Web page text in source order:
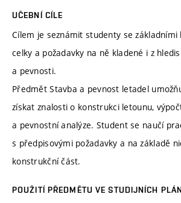
UČEBNÍ CÍLE
Cílem je seznámit studenty se
celky a požadavky na ně kladené i z
a pevnosti.
Předmět Stavba a pevnost letadel
získat znalosti o konstrukci letounu,
a pevnostní analýze. Student se naučí
s předpisovými požadavky a na základě
konstrukční část.
POUŽITÍ PŘEDMĚTU VE STUDIJNÍCH